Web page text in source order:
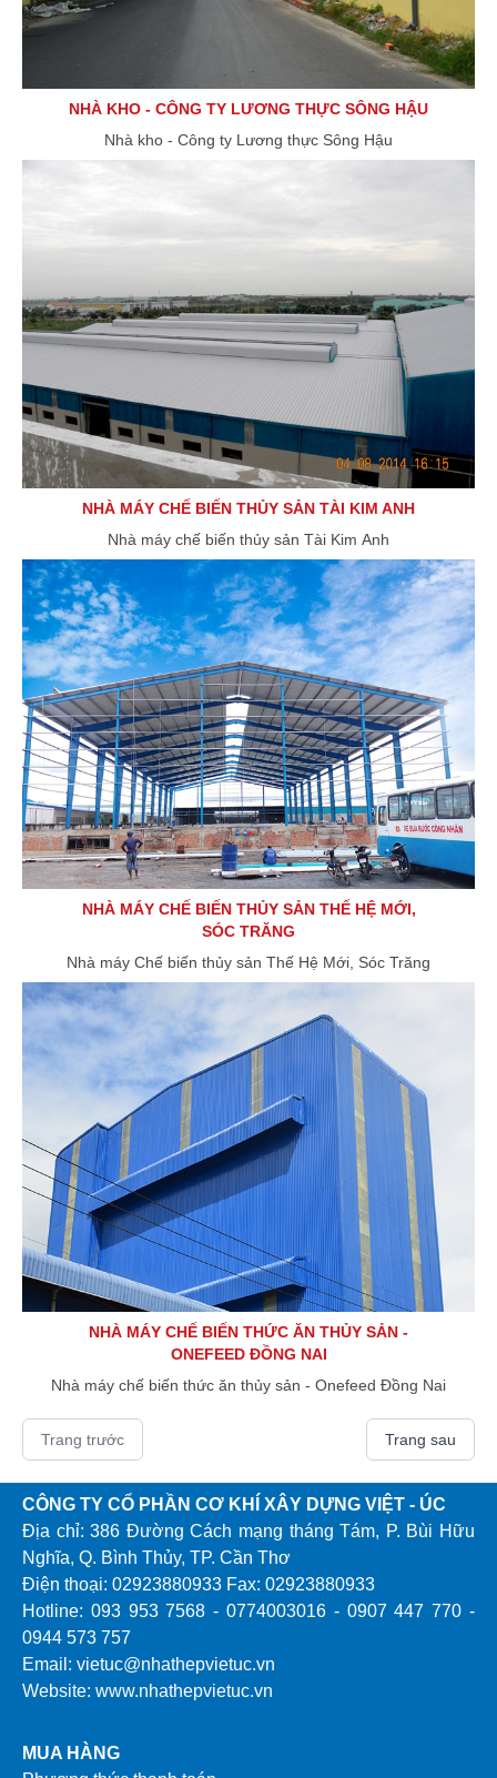
NHÀ KHO - CÔNG TY LƯƠNG THỰC SÔNG HẬU
Nhà kho - Công ty Lương thực Sông Hậu
NHÀ MÁY CHẾ BIẾN THỦY SẢN TÀI KIM ANH
Nhà máy chế biến thủy sản Tài Kim Anh
NHÀ MÁY CHẾ BIẾN THỦY SẢN THẾ HỆ MỚI,
SÓC TRĂNG
Nhà máy Chế biến thủy sản Thế Hệ Mới, Sóc Trăng
NHÀ MÁY CHẾ BIẾN THỨC ĂN THỦY SẢN -
ONEFEED ĐỒNG NAI
Nhà máy chế biến thức ăn thủy sản - Onefeed Đồng Nai
Trang trước Trang sau
CÔNG TY CỔ PHẦN CƠ KHÍ XÂY DỰNG VIỆT - ÚC
Địa chỉ: 386 Đường Cách mạng tháng Tám, P. Bùi Hữu
Nghĩa, Q. Bình Thủy, TP. Cần Thơ
Điện thoại: 02923880933 Fax: 02923880933
Hotline: 093 953 7568 - 0774003016 - 0907 447 770 -
0944 573 757
Email: vietuc@nhathepvietuc.vn
Website: www.nhathepvietuc.vn
MUA HÀNG